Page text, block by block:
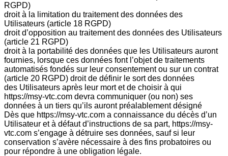
RGPD)
droit à la limitation du traitement des données des
Utilisateurs (article 18 RGPD)
droit d’opposition au traitement des données des Utilisateurs
(article 21 RGPD)
droit à la portabilité des données que les Utilisateurs auront
fournies, lorsque ces données font l’objet de traitements
automatisés fondés sur leur consentement ou sur un contrat
(article 20 RGPD) droit de définir le sort des données
des Utilisateurs après leur mort et de choisir à qui
https://msy-vtc.com devra communiquer (ou non) ses
données à un tiers qu’ils auront préalablement désigné
Dès que https://msy-vtc.com a connaissance du décès d’un
Utilisateur et à défaut d’instructions de sa part, https://msy-
vtc.com s’engage à détruire ses données, sauf si leur
conservation s’avère nécessaire à des fins probatoires ou
pour répondre à une obligation légale.